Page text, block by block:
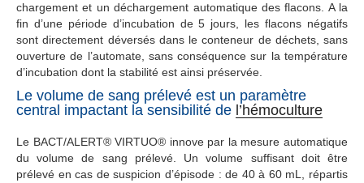
chargement et un déchargement automatique des flacons. A la
fin d’une période d’incubation de 5 jours, les flacons négatifs
sont directement déversés dans le conteneur de déchets, sans
ouverture de l’automate, sans conséquence sur la température
d’incubation dont la stabilité est ainsi préservée.
Le volume de sang prélevé est un paramètre
central impactant la sensibilité de l’hémoculture
Le BACT/ALERT® VIRTUO® innove par la mesure automatique
du volume de sang prélevé. Un volume suffisant doit être
prélevé en cas de suspicion d’épisode : de 40 à 60 mL, répartis